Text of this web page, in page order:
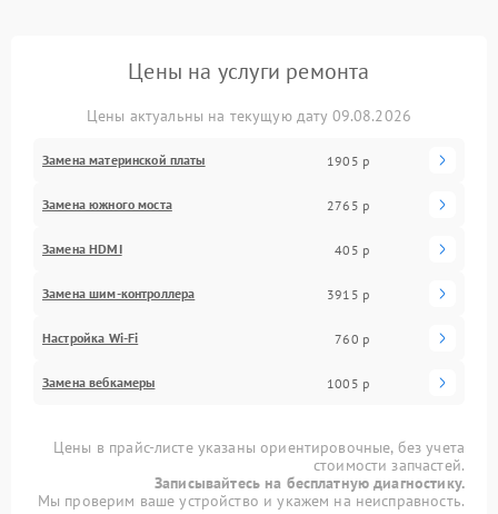
Цены на услуги ремонта
Цены актуальны на текущую дату 09.08.2026
Замена материнской платы 1905 р
Замена южного моста 2765 р
Замена HDMI 405 р
Замена шим-контроллера 3915 р
Настройка Wi-Fi 760 р
Замена вебкамеры 1005 р
Цены в прайс-листе указаны ориентировочные, без учета
стоимости запчастей.
Записывайтесь на бесплатную диагностику.
Мы проверим ваше устройство и укажем на неисправность.